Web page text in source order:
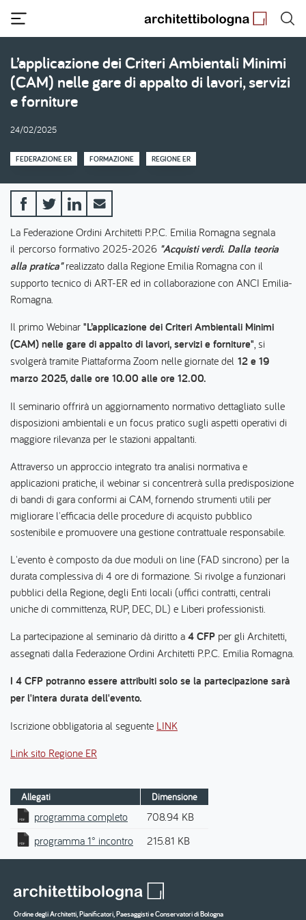
contenuto
principale
L’applicazione dei Criteri Ambientali Minimi
(CAM) nelle gare di appalto di lavori, servizi
e forniture
24/02/2025
FEDERAZIONE ER FORMAZIONE REGIONE ER
La Federazione Ordini Architetti P.P.C. Emilia Romagna segnala
il percorso formativo 2025-2026 "Acquisti verdi. Dalla teoria
alla pratica"realizzato dalla Regione Emilia Romagna con il
supporto tecnico di ART-ER ed in collaborazione con ANCI Emilia-
Romagna.
Il primo Webinar "L’applicazione dei Criteri Ambientali Minimi
(CAM) nelle gare di appalto di lavori, servizi e forniture", si
svolgerà tramite Piattaforma Zoom nelle giornate del 12 e 19
marzo 2025, dalle ore 10.00 alle ore 12.00.
Il seminario offrirà un aggiornamento normativo dettagliato sulle
disposizioni ambientali e un focus pratico sugli aspetti operativi di
maggiore rilevanza per le stazioni appaltanti.
Attraverso un approccio integrato tra analisi normativa e
applicazioni pratiche, il webinar si concentrerà sulla predisposizione
di bandi di gara conformi ai CAM, fornendo strumenti utili per
migliorare l'efficacia delle procedure di acquisto pubblico
sostenibile e promuovere una gestione contrattuale responsabile.
L'evento è composto da due moduli on line (FAD sincrono) per la
durata complessiva di 4 ore di formazione. Si rivolge a funzionari
pubblici della Regione, degli Enti locali (uffici contratti, centrali
uniche di committenza, RUP, DEC, DL) e Liberi professionisti.
La partecipazione al seminario dà diritto a 4 CFP per gli Architetti,
assegnati dalla Federazione Ordini Architetti P.P.C. Emilia Romagna.
I 4 CFP potranno essere attribuiti solo se la partecipazione sarà
per l'intera durata dell'evento.
Iscrizione obbligatoria al seguente LINK
Link sito Regione ER
Allegati Dimensione
programma completo
708.94 KB
programma 1° incontro
215.81 KB
Ordine degli Architetti, Pianificatori, Paesaggisti e Conservatori di Bologna